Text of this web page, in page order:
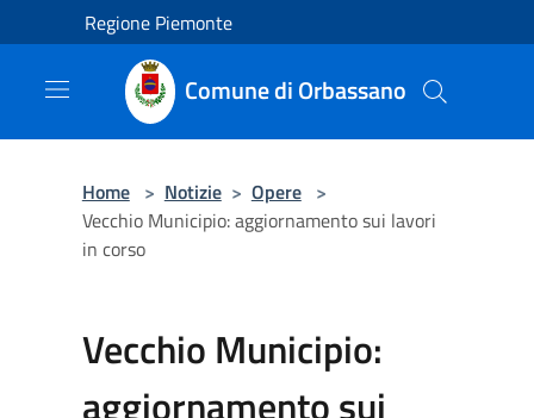
Salta al contenuto principale
Regione Piemonte
Comune di Orbassano
Home > Notizie > Opere >
Vecchio Municipio: aggiornamento sui lavori
in corso
Vecchio Municipio:
aggiornamento sui